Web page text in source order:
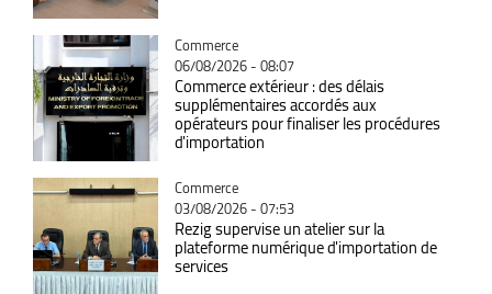
Catégorie
Commerce
06/08/2026 - 08:07
Commerce extérieur : des délais
supplémentaires accordés aux
opérateurs pour finaliser les procédures
d'importation
Catégorie
Commerce
03/08/2026 - 07:53
Rezig supervise un atelier sur la
plateforme numérique d'importation de
services